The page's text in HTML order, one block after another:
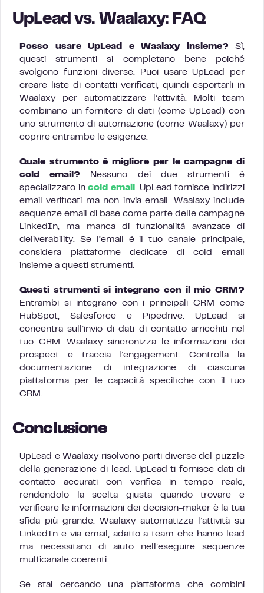
UpLead vs. Waalaxy: FAQ
Posso usare UpLead e Waalaxy insieme?Sì,
questi strumenti si completano bene poiché
svolgono funzioni diverse. Puoi usare UpLead per
creare liste di contatti verificati, quindi esportarli in
Waalaxy per automatizzare l’attività. Molti team
combinano un fornitore di dati (come UpLead) con
uno strumento di automazione (come Waalaxy) per
coprire entrambe le esigenze.
Quale strumento è migliore per le campagne di
cold email? Nessuno dei due strumenti è
specializzato incold email. UpLead fornisce indirizzi
email verificati ma non invia email. Waalaxy include
sequenze email di base come parte delle campagne
LinkedIn, ma manca di funzionalità avanzate di
deliverability. Se l’email è il tuo canale principale,
considera piattaforme dedicate di cold email
insieme a questi strumenti.
Questi strumenti si integrano con il mio CRM?
Entrambi si integrano con i principali CRM come
HubSpot, Salesforce e Pipedrive. UpLead si
concentra sull’invio di dati di contatto arricchiti nel
tuo CRM. Waalaxy sincronizza le informazioni dei
prospect e traccia l’engagement. Controlla la
documentazione di integrazione di ciascuna
piattaforma per le capacità specifiche con il tuo
CRM.
Conclusione
UpLead e Waalaxy risolvono parti diverse del puzzle
della generazione di lead. UpLead ti fornisce dati di
contatto accurati con verifica in tempo reale,
rendendolo la scelta giusta quando trovare e
verificare le informazioni dei decision-maker è la tua
sfida più grande. Waalaxy automatizza l’attività su
LinkedIn e via email, adatto a team che hanno lead
ma necessitano di aiuto nell’eseguire sequenze
multicanale coerenti.
Se stai cercando una piattaforma che combini